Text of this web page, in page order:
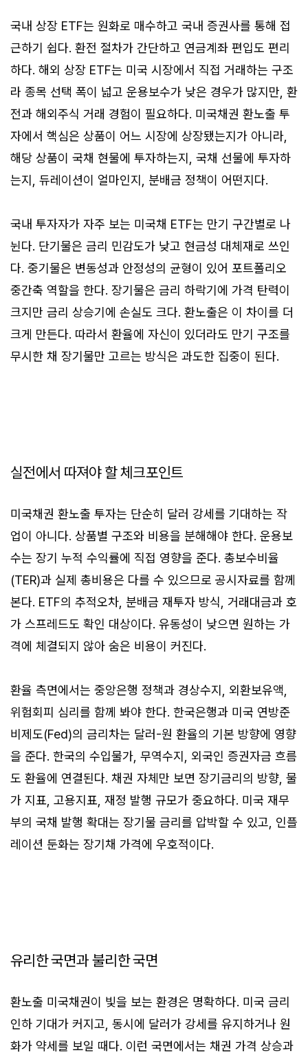
국내 상장 ETF는 원화로 매수하고 국내 증권사를 통해 접
근하기 쉽다. 환전 절차가 간단하고 연금계좌 편입도 편리
하다. 해외 상장 ETF는 미국 시장에서 직접 거래하는 구조
라 종목 선택 폭이 넓고 운용보수가 낮은 경우가 많지만, 환
전과 해외주식 거래 경험이 필요하다. 미국채권 환노출 투
자에서 핵심은 상품이 어느 시장에 상장됐는지가 아니라,
해당 상품이 국채 현물에 투자하는지, 국채 선물에 투자하
는지, 듀레이션이 얼마인지, 분배금 정책이 어떤지다.
국내 투자자가 자주 보는 미국채 ETF는 만기 구간별로 나
뉜다. 단기물은 금리 민감도가 낮고 현금성 대체재로 쓰인
다. 중기물은 변동성과 안정성의 균형이 있어 포트폴리오
중간축 역할을 한다. 장기물은 금리 하락기에 가격 탄력이
크지만 금리 상승기에 손실도 크다. 환노출은 이 차이를 더
크게 만든다. 따라서 환율에 자신이 있더라도 만기 구조를
무시한 채 장기물만 고르는 방식은 과도한 집중이 된다.
실전에서 따져야 할 체크포인트
미국채권 환노출 투자는 단순히 달러 강세를 기대하는 작
업이 아니다. 상품별 구조와 비용을 분해해야 한다. 운용보
수는 장기 누적 수익률에 직접 영향을 준다. 총보수비율
(TER)과 실제 총비용은 다를 수 있으므로 공시자료를 함께
본다. ETF의 추적오차, 분배금 재투자 방식, 거래대금과 호
가 스프레드도 확인 대상이다. 유동성이 낮으면 원하는 가
격에 체결되지 않아 숨은 비용이 커진다.
환율 측면에서는 중앙은행 정책과 경상수지, 외환보유액,
위험회피 심리를 함께 봐야 한다. 한국은행과 미국 연방준
비제도(Fed)의 금리차는 달러-원 환율의 기본 방향에 영향
을 준다. 한국의 수입물가, 무역수지, 외국인 증권자금 흐름
도 환율에 연결된다. 채권 자체만 보면 장기금리의 방향, 물
가 지표, 고용지표, 재정 발행 규모가 중요하다. 미국 재무
부의 국채 발행 확대는 장기물 금리를 압박할 수 있고, 인플
레이션 둔화는 장기채 가격에 우호적이다.
유리한 국면과 불리한 국면
환노출 미국채권이 빛을 보는 환경은 명확하다. 미국 금리
인하 기대가 커지고, 동시에 달러가 강세를 유지하거나 원
화가 약세를 보일 때다. 이런 국면에서는 채권 가격 상승과